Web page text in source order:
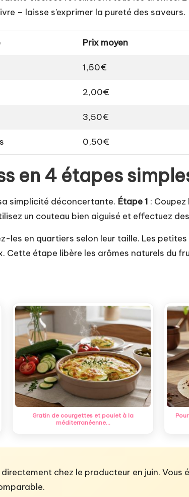
– laisse s’exprimer la pureté des saveurs.
Prix moyen
1,50€
2,00€
3,50€
0,50€
en 4 étapes
simplicité déconcertante. Étape 1 :
un couteau bien aiguisé et effectuez
les en quartiers selon leur taille. Les
Cette étape libère les arômes naturels du
Gratin de courgettes et poulet à la
méditerranéenne…
chez le producteur en juin. Vous